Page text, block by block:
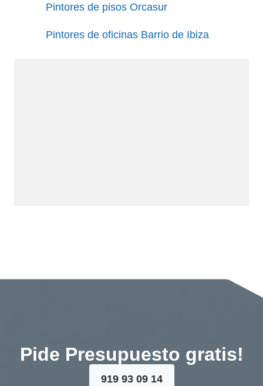
Pintores de pisos Orcasur
Pintores de oficinas Barrio de Ibiza
Pide Presupuesto gratis!
919 93 09 14